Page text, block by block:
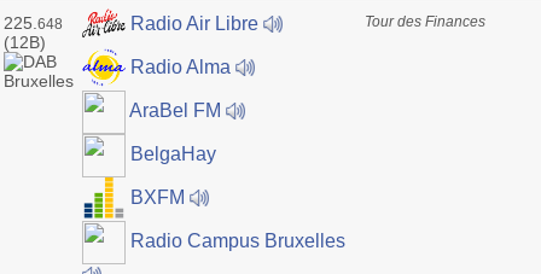
225. 648
(12B)
Radio Air Libre
Radio Alma
AraBel FM
BelgaHay
BXFM
Radio Campus Bruxelles
Tour des Finances